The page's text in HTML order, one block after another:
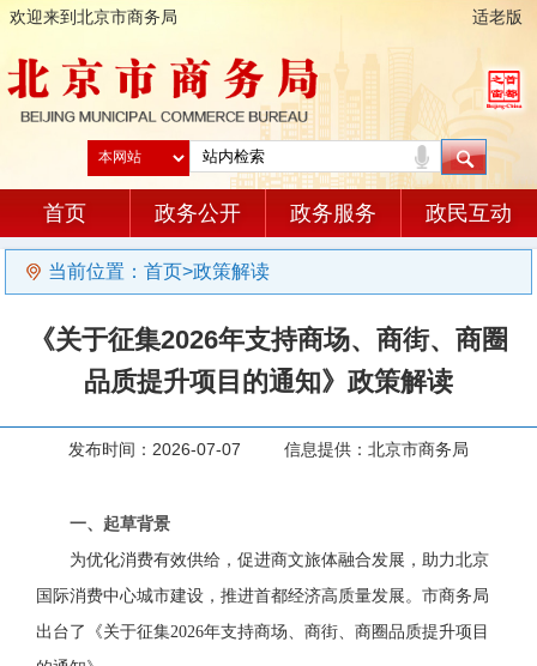
欢迎来到北京市商务局 适老版
首页 政务公开 政务服务 政民互动
当前位置： 首页>政策解读
《关于征集2026年支持商场、商街、商圈
品质提升项目的通知》政策解读
发布时间：2026-07-07 信息提供：北京市商务局
一、起草背景
为优化消费有效供给，促进商文旅体融合发展，助力北京
国际消费中心城市建设，推进首都经济高质量发展。市商务局
出台了《关于征集2026年支持商场、商街、商圈品质提升项目